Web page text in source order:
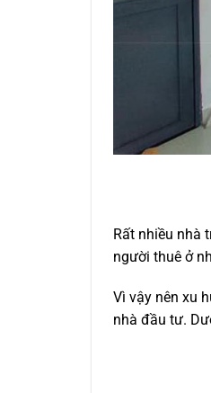
Rất nhiều nhà
người thuê ở
Vì vậy nên xu
nhà đầu tư.